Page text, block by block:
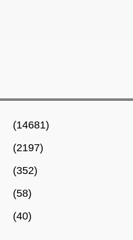
(14681)
(2197)
(352)
(58)
(40)